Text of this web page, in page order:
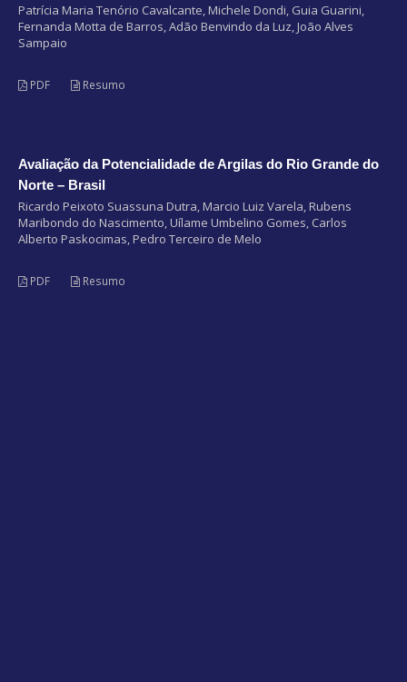
Patrícia Maria Tenório Cavalcante, Michele Dondi, Guia Guarini,
Fernanda Motta de Barros, Adão Benvindo da Luz, João Alves
Sampaio
PDF Resumo
Avaliação da Potencialidade de Argilas do Rio Grande do
Norte – Brasil
Ricardo Peixoto Suassuna Dutra, Marcio Luiz Varela, Rubens
Maribondo do Nascimento, Uílame Umbelino Gomes, Carlos
Alberto Paskocimas, Pedro Terceiro de Melo
PDF Resumo